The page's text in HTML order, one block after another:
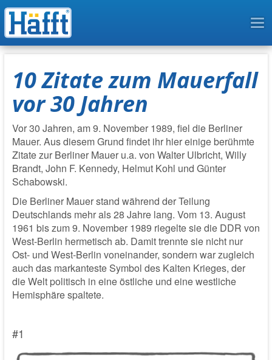
10 Zitate zum Mauerfall
vor 30 Jahren
Vor30 Jahren, am 9. November 1989, fiel die Berliner
Mauer. Aus diesem Grund findet ihr hier einige berühmte
Zitate zur Berliner Mauer u.a. von Walter Ulbricht, Willy
Brandt, John F. Kennedy, Helmut Kohl und Günter
Schabowski.
Die Berliner Mauer stand während der Teilung
Deutschlands mehr als 28 Jahre lang. Vom 13. August
1961 bis zum 9. November 1989 riegelte sie die DDR von
West-Berlin hermetisch ab. Damit trennte sie nicht nur
Ost- und West-Berlin voneinander, sondern war zugleich
auch das markanteste Symbol des Kalten Krieges, der
die Welt politisch in eine östliche und eine westliche
Hemisphäre spaltete.
#1